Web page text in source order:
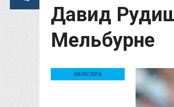
Давид
Мельбурне
04/03/2016